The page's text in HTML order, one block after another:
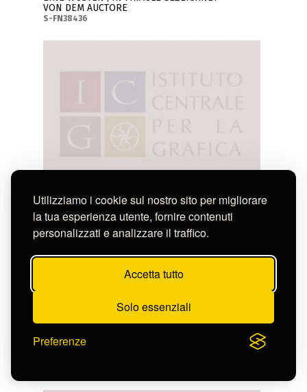
Utilizziamo i cookie sul nostro sito per migliorare
la tua esperienza utente, fornire contenuti
personalizzati e analizzare il traffico.
Accetta tutto
Solo essenziali
Preferenze
VON DEM AUCTORE
S-FN38436
Kuesel Melchior
GROSSER WASSERFAHL ZU TIVOLI , HAT